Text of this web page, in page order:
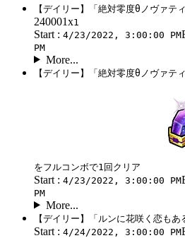
【デイリー】「絶対零度θノヴァテ
240001x1
Start : 4/23/2022, 3:00:00 PM
PM
More...
【デイリー】「絶対零度θノヴァテ
をフルコンボで1回クリア
Start : 4/23/2022, 3:00:00 PM
PM
More...
【デイリー】「ルンに花咲く恋も
Start : 4/24/2022, 3:00:00 PM